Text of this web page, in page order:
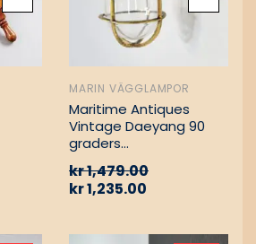
MARIN VÄGGLAMPOR
Maritime Antiques
Vintage Daeyang 90
graders
kr1,479.00
kr1,235.00